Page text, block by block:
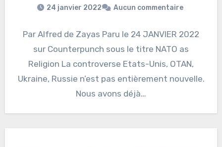
24 janvier 2022 Aucun commentaire
Par Alfred de Zayas Paru le 24 JANVIER 2022
sur Counterpunch sous le titre NATO as
Religion La controverse Etats-Unis, OTAN,
Ukraine, Russie n’est pas entièrement nouvelle.
Nous avons déjà…